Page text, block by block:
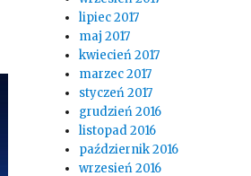
lipiec 2017
maj 2017
kwiecień 2017
marzec 2017
styczeń 2017
grudzień 2016
listopad 2016
październik 2016
wrzesień 2016